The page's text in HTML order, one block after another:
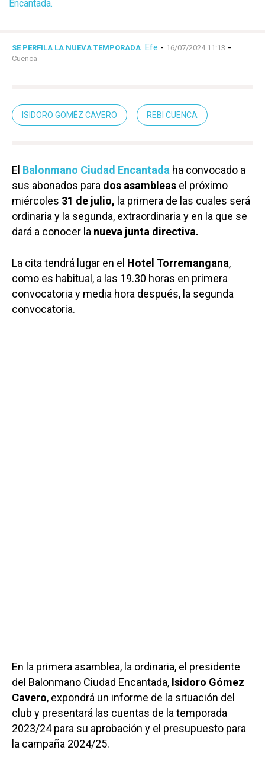
Encantada.
SE PERFILA LA NUEVA TEMPORADA Efe - 16/07/2024 11:13 -
Cuenca
ISIDORO GOMÉZ CAVERO REBI CUENCA
El Balonmano Ciudad Encantada ha convocado a
sus abonados para dos asambleas el próximo
miércoles 31 de julio, la primera de las cuales será
ordinaria y la segunda, extraordinaria y en la que se
dará a conocer la nueva junta directiva.
La cita tendrá lugar en el Hotel Torremangana,
como es habitual, a las 19.30 horas en primera
convocatoria y media hora después, la segunda
convocatoria.
En la primera asamblea, la ordinaria, el presidente
del Balonmano Ciudad Encantada, Isidoro Gómez
Cavero, expondrá un informe de la situación del
club y presentará las cuentas de la temporada
2023/24 para su aprobación y el presupuesto para
la campaña 2024/25.